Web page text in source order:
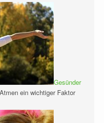
Gesünder
ein wichtiger Faktor